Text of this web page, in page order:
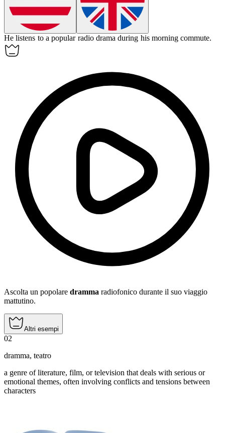
He listens to a popular radio drama during his morning commute.
Ascolta un popolare dramma radiofonico durante il suo viaggio
mattutino.
Altri esempi
02
dramma, teatro
a genre of literature, film, or television that deals with serious or
emotional themes, often involving conflicts and tensions between
characters